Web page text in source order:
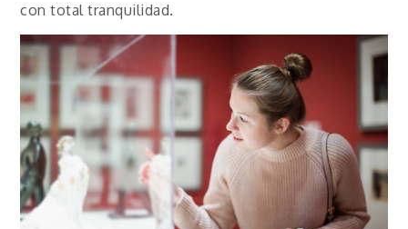
con total tranquilidad.